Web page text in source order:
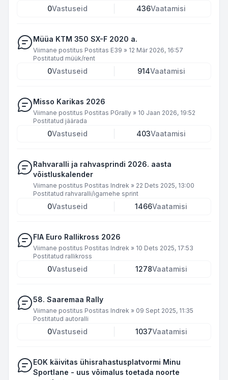
0Vastuseid 436Vaatamisi
Müüa KTM 350 SX-F 2020 a.
Viimane postitus Postitas E39 » 12 Mär 2026, 16:57
Postitatud müük/rent
0Vastuseid 914Vaatamisi
Misso Karikas 2026
Viimane postitus Postitas PGrally » 10 Jaan 2026, 19:52
Postitatud jäärada
0Vastuseid 403Vaatamisi
Rahvaralli ja rahvasprindi 2026. aasta
võistluskalender
Viimane postitus Postitas Indrek » 22 Dets 2025, 13:00
Postitatud rahvaralli/igamehe sprint
0Vastuseid 1466Vaatamisi
FIA Euro Rallikross 2026
Viimane postitus Postitas Indrek » 10 Dets 2025, 17:53
Postitatud rallikross
0Vastuseid 1278Vaatamisi
58. Saaremaa Rally
Viimane postitus Postitas Indrek » 09 Sept 2025, 11:35
Postitatud autoralli
0Vastuseid 1037Vaatamisi
EOK käivitas ühisrahastusplatvormi Minu
Sportlane - uus võimalus toetada noorte